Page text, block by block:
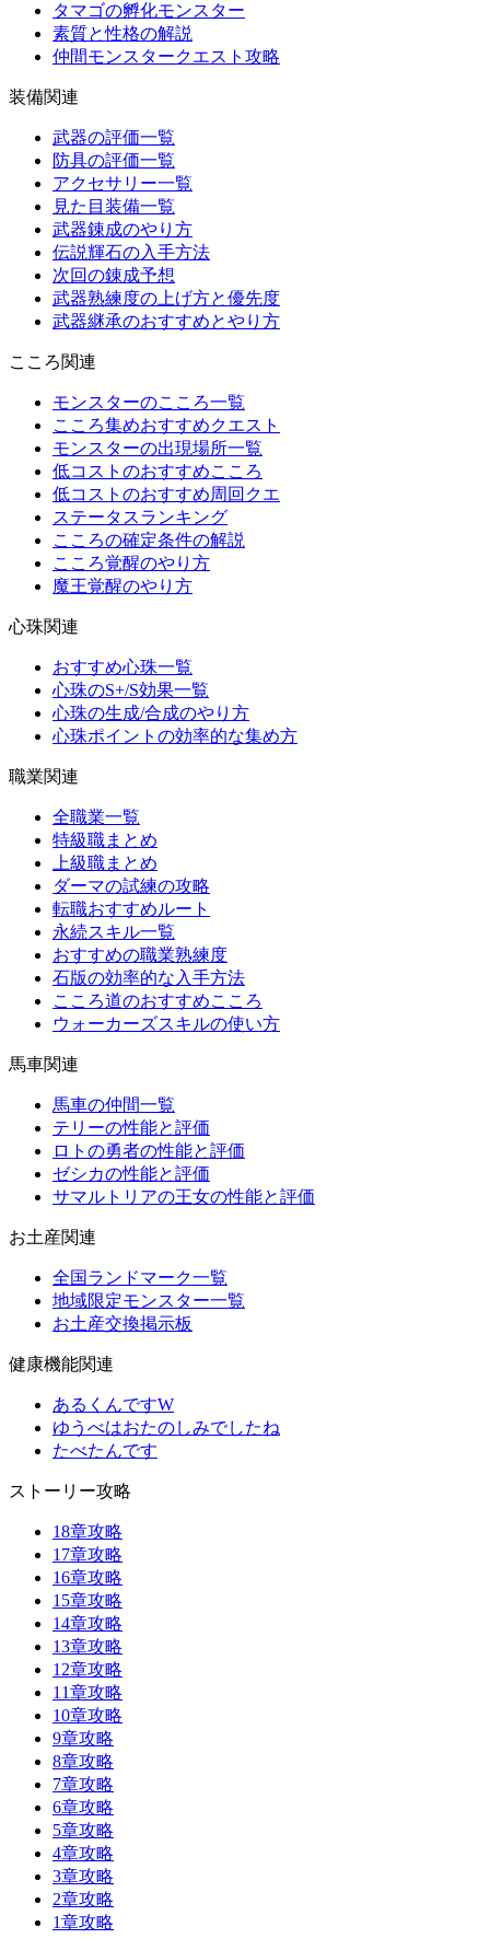
タマゴの孵化モンスター
素質と性格の解説
仲間モンスタークエスト攻略
装備関連
武器の評価一覧
防具の評価一覧
アクセサリー一覧
見た目装備一覧
武器錬成のやり方
伝説輝石の入手方法
次回の錬成予想
武器熟練度の上げ方と優先度
武器継承のおすすめとやり方
こころ関連
モンスターのこころ一覧
こころ集めおすすめクエスト
モンスターの出現場所一覧
低コストのおすすめこころ
低コストのおすすめ周回クエ
ステータスランキング
こころの確定条件の解説
こころ覚醒のやり方
魔王覚醒のやり方
心珠関連
おすすめ心珠一覧
心珠のS+/S効果一覧
心珠の生成/合成のやり方
心珠ポイントの効率的な集め方
職業関連
全職業一覧
特級職まとめ
上級職まとめ
ダーマの試練の攻略
転職おすすめルート
永続スキル一覧
おすすめの職業熟練度
石版の効率的な入手方法
こころ道のおすすめこころ
ウォーカーズスキルの使い方
馬車関連
馬車の仲間一覧
テリーの性能と評価
ロトの勇者の性能と評価
ゼシカの性能と評価
サマルトリアの王女の性能と評価
お土産関連
全国ランドマーク一覧
地域限定モンスター一覧
お土産交換掲示板
健康機能関連
あるくんですW
ゆうべはおたのしみでしたね
たべたんです
ストーリー攻略
18章攻略
17章攻略
16章攻略
15章攻略
14章攻略
13章攻略
12章攻略
11章攻略
10章攻略
9章攻略
8章攻略
7章攻略
6章攻略
5章攻略
4章攻略
3章攻略
2章攻略
1章攻略